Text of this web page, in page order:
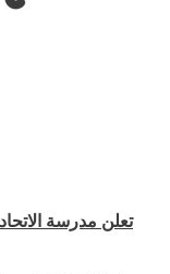
تعلن مدرسة